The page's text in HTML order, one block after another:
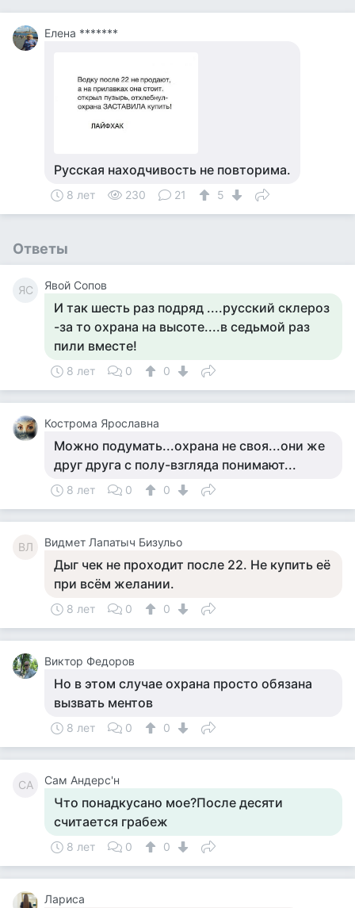
Елена *******
Русская находчивость не повторима.
8 лет 230 21 5
Ответы
ЯС Явой Сопов
И так шесть раз подряд ....русский склероз
-за то охрана на высоте....в седьмой раз
пили вместе!
8 лет 0 0
Кострома Ярославна
Можно подумать...охрана не своя...они же
друг друга с полу-взгляда понимают...
8 лет 0 0
ВЛ Видмет Лапатыч Бизульо
Дыг чек не проходит после 22. Не купить её
при всём желании.
8 лет 0 0
Виктор Федоров
Но в этом случае охрана просто обязана
вызвать ментов
8 лет 0 0
СА Сам Андерс'н
Что понадкусано мое?После десяти
считается грабеж
8 лет 0 0
Лариса